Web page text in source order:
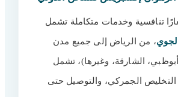
تنافسية وخدمات متكاملة تشمل
، من الرياض إلى جميع مدن
أبوظبي، الشارقة، وغيرها)، تشمل
التخليص الجمركي، والتوصيل حتى